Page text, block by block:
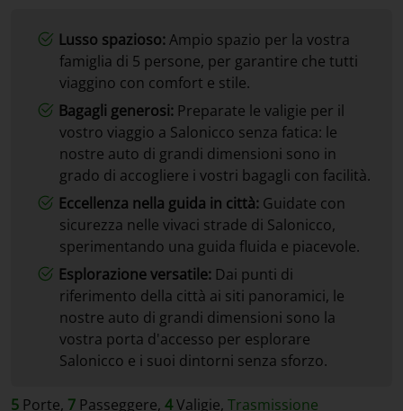
Lusso spazioso:Ampio spazio per la vostra
famiglia di 5 persone, per garantire che tutti
viaggino con comfort e stile.
Bagagli generosi: Preparate le valigie per il
vostro viaggio a Salonicco senza fatica: le
nostre auto di grandi dimensioni sono in
grado di accogliere i vostri bagagli con facilità.
Eccellenza nella guida in città: Guidate con
sicurezza nelle vivaci strade di Salonicco,
sperimentando una guida fluida e piacevole.
Esplorazione versatile: Dai punti di
riferimento della città ai siti panoramici, le
nostre auto di grandi dimensioni sono la
vostra porta d'accesso per esplorare
Salonicco e i suoi dintorni senza sforzo.
5 Porte, 7 Passeggere, 4Valigie, Trasmissione